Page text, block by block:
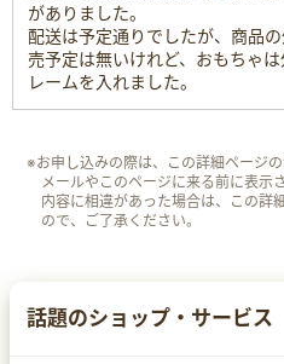
がありました。
配送は予定通りでしたが、商品
売予定は無いけれど、おもちゃ
レームを入れました。
※お申し込みの際は、この詳細ページ
メールやこのページに来る前に表示
内容に相違があった場合は、この詳
ので、ご了承ください。
話題のショップ・サービス